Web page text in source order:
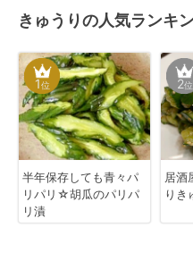
きゅうりの人気ランキ
1位
半年保存しても青々パ
リパリ☆胡瓜のパリパ
リ漬
2位
居酒
りき